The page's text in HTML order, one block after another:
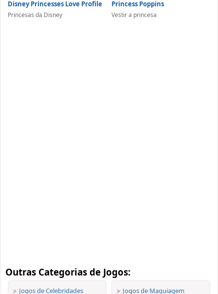
Disney Princesses Love Profile
Princesas da Disney
Princess Poppins
Vestir a princesa
Outras Categorias de Jogos:
Jogos de Celebridades Jogos de Maquiagem